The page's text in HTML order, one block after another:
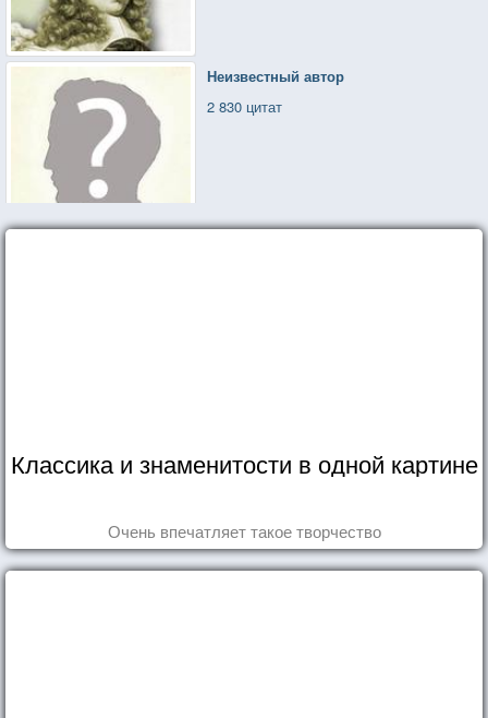
Неизвестный автор
2 830 цитат
Классика и знаменитости в одной картине
Очень впечатляет такое творчество